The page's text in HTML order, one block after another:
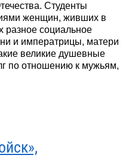
Студенты
женщин, живших в
разное социальное
и императрицы, матери
великие душевные
по отношению к мужьям,